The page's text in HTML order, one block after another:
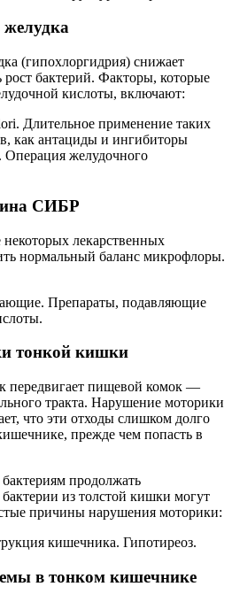
желудка
(гипохлоргидрия) снижает
рост бактерий. Факторы, которые
кислоты, включают:
Длительное применение таких
как антациды и ингибиторы
желудочного
СИБР
лекарственных
нормальный баланс микрофлоры.
Препараты, подавляющие
тонкой кишки
передвигает пищевой комок —
тракта. Нарушение моторики
что эти отходы слишком долго
прежде чем попасть в
продолжать
из толстой кишки могут
причины нарушения моторики:
кишечника. Гипотиреоз.
в тонком кишечнике